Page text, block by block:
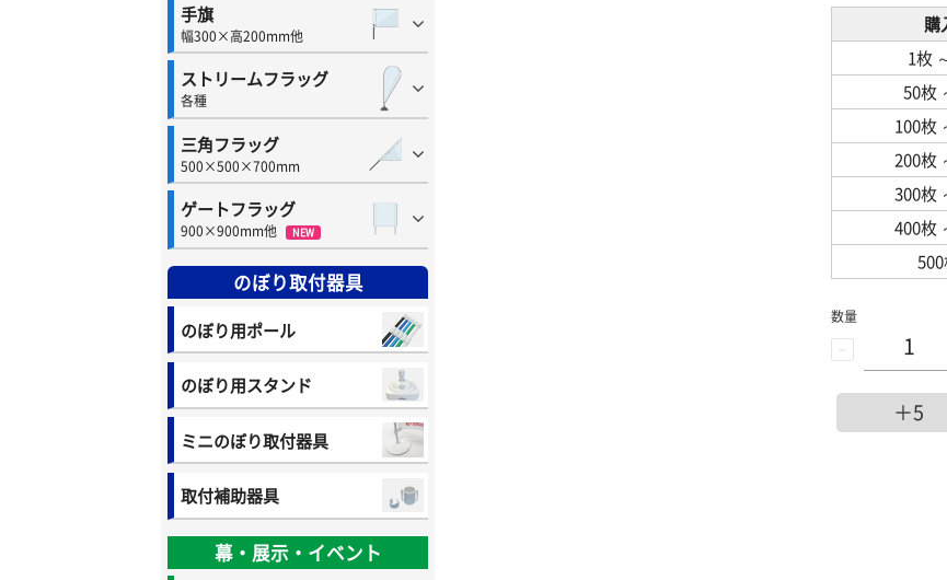
手旗
幅300×高200mm他
ストリームフラッグ
各種
三角フラッグ
500×500×700mm
ゲートフラッグ
900×900mm他 NEW
のぼり取付器具
のぼり用ポール
のぼり用スタンド
ミニのぼり取付器具
取付補助器具
幕・展示・イベント
購
1枚
50枚
100枚
200枚
300枚
400枚
-
数量
＋5